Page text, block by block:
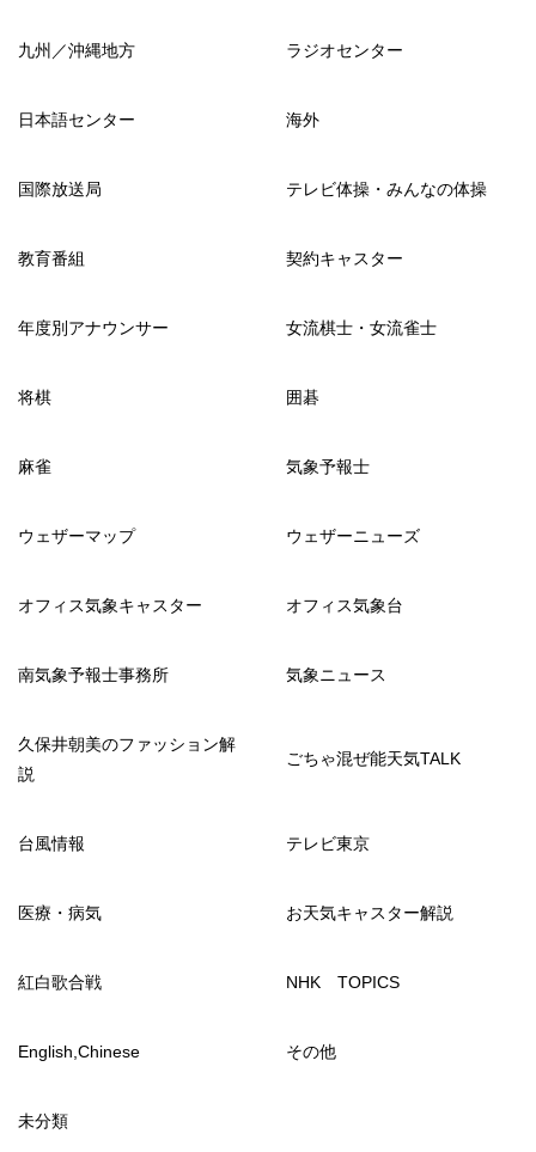
九州／沖縄地方 ラジオセンター
日本語センター 海外
国際放送局 テレビ体操・みんなの体操
教育番組 契約キャスター
年度別アナウンサー 女流棋士・女流雀士
将棋 囲碁
麻雀 気象予報士
ウェザーマップ ウェザーニューズ
オフィス気象キャスター オフィス気象台
南気象予報士事務所 気象ニュース
久保井朝美のファッション解
説
ごちゃ混ぜ能天気TALK
台風情報 テレビ東京
医療・病気 お天気キャスター解説
紅白歌合戦 NHK TOPICS
English,Chinese その他
未分類